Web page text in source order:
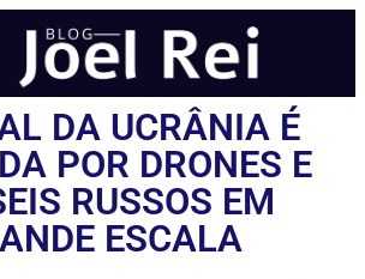
DA UCRÂNIA É
POR DRONES E
RUSSOS EM
ESCALA